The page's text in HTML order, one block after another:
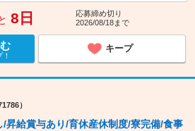
8日
応募締め切り
2026/08/18まで
キープ
）
/昇給賞与あり/育休産休制度/寮完備/食事